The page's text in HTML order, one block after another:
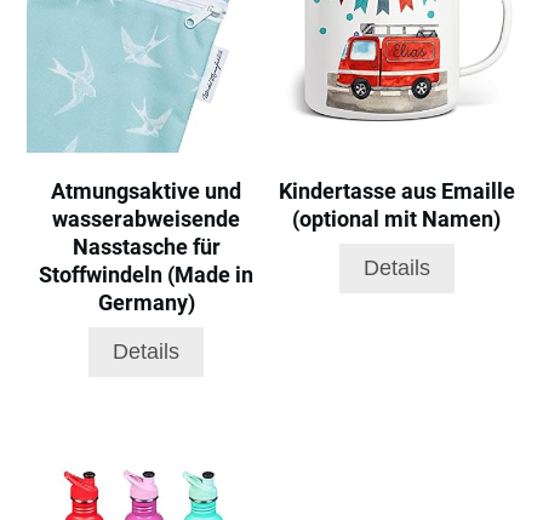
Atmungsaktive und
wasserabweisende
Nasstasche für
Stoffwindeln (Made in
Germany)
Details
Kindertasse aus Emaille
(optional mit Namen)
Details